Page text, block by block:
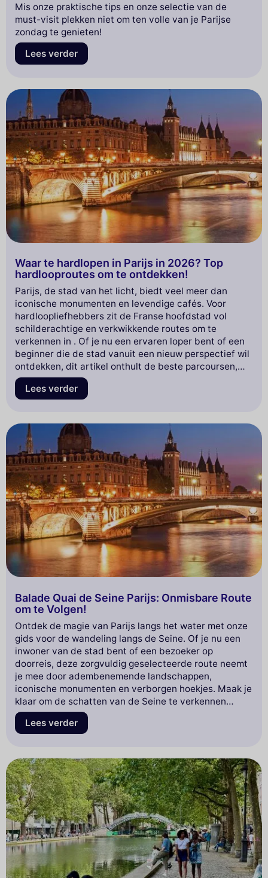
Mis onze praktische tips en onze selectie van de
must-visit plekken niet om ten volle van je Parijse
zondag te genieten!
Lees verder
Waar te hardlopen in Parijs in 2026? Top
hardlooproutes om te ontdekken!
Parijs, de stad van het licht, biedt veel meer dan
iconische monumenten en levendige cafés. Voor
hardloopliefhebbers zit de Franse hoofdstad vol
schilderachtige en verkwikkende routes om te
verkennen in . Of je nu een ervaren loper bent of een
beginner die de stad vanuit een nieuw perspectief wil
ontdekken, dit artikel onthult de beste parcoursen,
van groene parken tot de kades van de Seine, en
iconische wijken. Maak je klaar om je
Lees verder
Balade Quai de Seine Parijs: Onmisbare Route
om te Volgen!
Ontdek de magie van Parijs langs het water met onze
gids voor de wandeling langs de Seine. Of je nu een
inwoner van de stad bent of een bezoeker op
doorreis, deze zorgvuldig geselecteerde route neemt
je mee door adembenemende landschappen,
iconische monumenten en verborgen hoekjes. Maak je
klaar om de schatten van de Seine te verkennen
terwijl je geniet van de unieke sfeer van de Franse
hoofdstad. Lees verder om je perfecte uitje langs
Lees verder